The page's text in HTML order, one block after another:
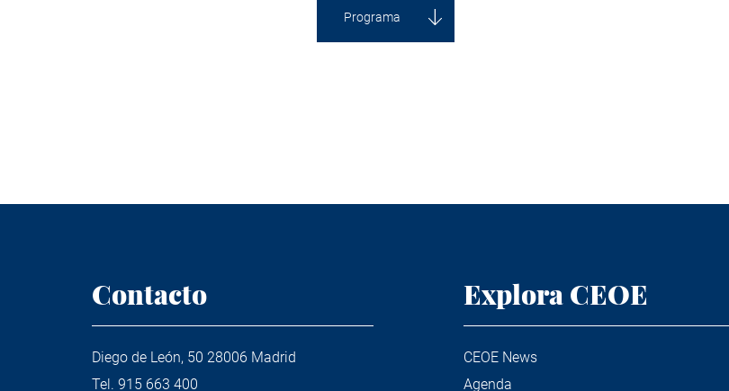
Programa
Contacto
Diego de León, 50 28006 Madrid
Tel. 915 663 400
Explora CEOE
CEOE News
Agenda